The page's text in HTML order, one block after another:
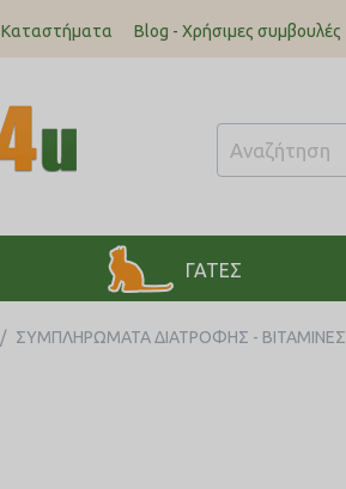
Καταστήματα Blog - Χρήσιμες συμβουλές
ΓΑΤΕΣ
/ ΣΥΜΠΛΗΡΩΜΑΤΑ ΔΙΑΤΡΟΦΗΣ - ΒΙΤΑΜΙΝΕΣ